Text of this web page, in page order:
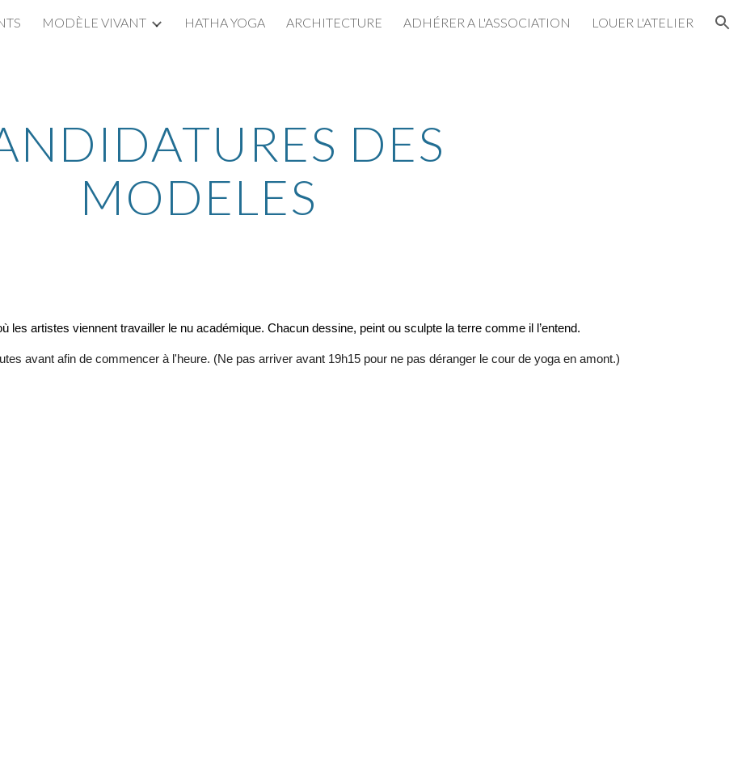
Skip to main content Skip to navigation
MODÈLE VIVANT HATHA YOGA ARCHITECTURE ADHÉRER A L'ASSOCIATION LOUER L'ATELIER
DES
MODELES
les artistes viennent travailler le nu académique. Chacun dessine, peint ou sculpte la terre comme il l’entend.
avant afin de commencer à l'heure. (Ne pas arriver avant 19h15 pour ne pas déranger le cour de yoga en amont.)